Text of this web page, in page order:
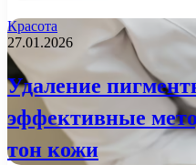
Красота
27.01.2026
Удаление
эффективные
тон кожи